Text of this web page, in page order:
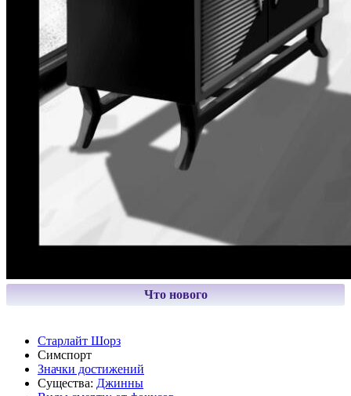
Что нового
Старлайт Шорз
Симспорт
Значки достижений
Существа: Джинны